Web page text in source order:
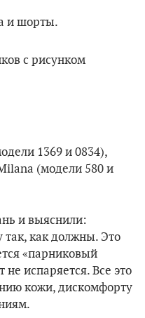
1369 и 0834),
(модели 580 и
и выяснили:
так, как должны. Это
«парниковый
испаряется. Все это
кожи, дискомфорту